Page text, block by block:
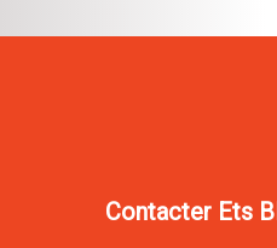
Contacter Ets